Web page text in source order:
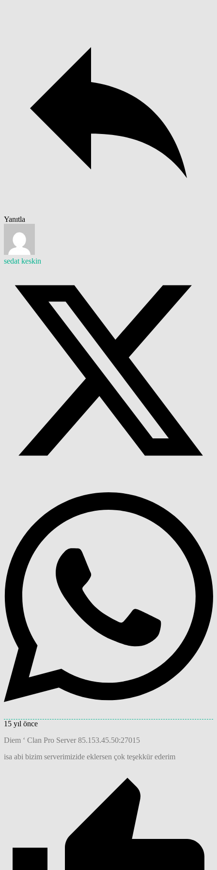
Yanıtla
sedat keskin
15 yıl önce
Diem ‘ Clan Pro Server 85.153.45.50:27015
isa abi bizim serverimizide eklersen çok teşekkür ederim